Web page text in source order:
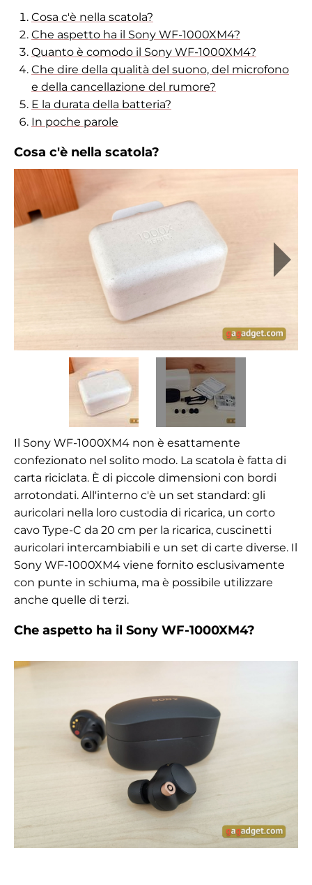
Cosa c'è nella scatola?
Che aspetto ha il Sony WF-1000XM4?
Quanto è comodo il Sony WF-1000XM4?
Che dire della qualità del suono, del microfono
e della cancellazione del rumore?
E la durata della batteria?
In poche parole
Cosa c'è nella scatola?
Il Sony WF-1000XM4 non è esattamente
confezionato nel solito modo. La scatola è fatta di
carta riciclata. È di piccole dimensioni con bordi
arrotondati. All'interno c'è un set standard: gli
auricolari nella loro custodia di ricarica, un corto
cavo Type-C da 20 cm per la ricarica, cuscinetti
auricolari intercambiabili e un set di carte diverse. Il
Sony WF-1000XM4 viene fornito esclusivamente
con punte in schiuma, ma è possibile utilizzare
anche quelle di terzi.
Che aspetto ha il Sony WF-1000XM4?